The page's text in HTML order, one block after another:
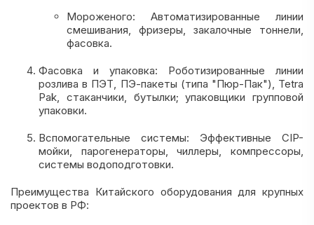
Мороженого: Автоматизированные линии
смешивания, фризеры, закалочные тоннели,
фасовка.
Фасовка и упаковка: Роботизированные линии
розлива в ПЭТ, ПЭ-пакеты (типа "Пюр-Пак"), Tetra
Pak, стаканчики, бутылки; упаковщики групповой
упаковки.
Вспомогательные системы: Эффективные CIP-
мойки, парогенераторы, чиллеры, компрессоры,
системы водоподготовки.
Преимущества Китайского оборудования для крупных
проектов в РФ: